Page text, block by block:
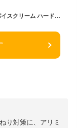
【当日発13時まで】【x3個】アリミノ スパイスクリーム ハードワックス 100g ARIMINO 《ARIMINO スタイリング剤 アリミノ スパイス ワックス ヘアワックス レディース 美容室 サロン専売品 ヘアクリーム arimino spice neo hair wax ladies》
り対策に、アリミ